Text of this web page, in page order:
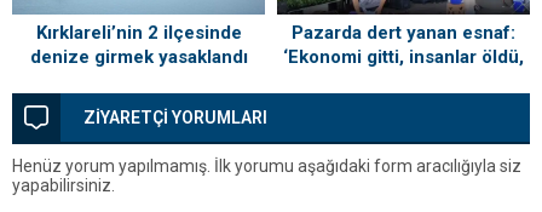
Kırklareli’nin 2 ilçesinde
denize girmek yasaklandı
Pazarda dert yanan esnaf:
‘Ekonomi gitti, insanlar öldü,
ZİYARETÇİ YORUMLARI
Henüz yorum yapılmamış. İlk yorumu aşağıdaki form aracılığıyla siz
yapabilirsiniz.